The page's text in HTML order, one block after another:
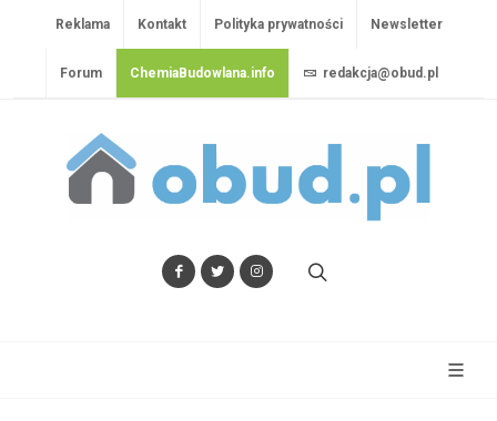
Reklama Kontakt Polityka prywatności Newsletter
Forum ChemiaBudowlana.info redakcja@obud.pl